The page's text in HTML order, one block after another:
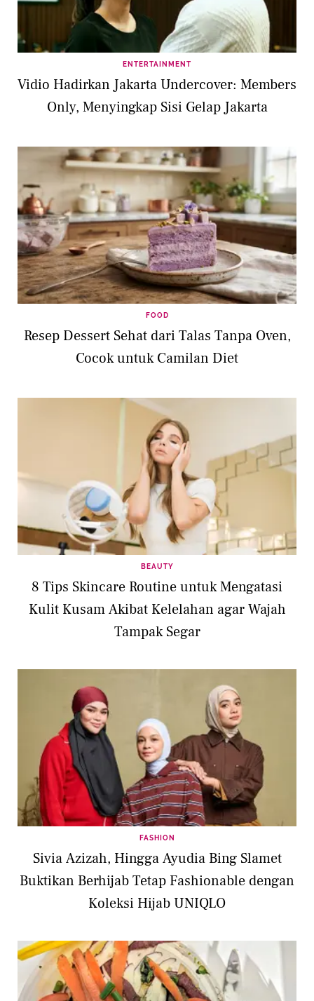
ENTERTAINMENT
Vidio Hadirkan Jakarta Undercover: Members
Only, Menyingkap Sisi Gelap Jakarta
FOOD
Resep Dessert Sehat dari Talas Tanpa Oven,
Cocok untuk Camilan Diet
BEAUTY
8 Tips Skincare Routine untuk Mengatasi
Kulit Kusam Akibat Kelelahan agar Wajah
Tampak Segar
FASHION
Sivia Azizah, Hingga Ayudia Bing Slamet
Buktikan Berhijab Tetap Fashionable dengan
Koleksi Hijab UNIQLO